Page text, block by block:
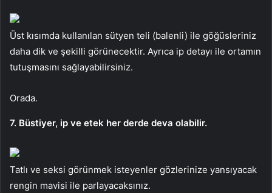
Üst kısımda kullanılan sütyen teli (balenli) ile göğüsleriniz
daha dik ve şekilli görünecektir. Ayrıca ip detayı ile ortamın
tutuşmasını sağlayabilirsiniz.
Orada.
7. Büstiyer, ip ve etek her derde deva olabilir.
Tatlı ve seksi görünmek isteyenler gözlerinize yansıyacak
rengin mavisi ile parlayacaksınız.